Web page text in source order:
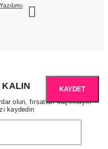
KALIN
olun, fırsatları kaçırmayın
kaydedin
KAYDET